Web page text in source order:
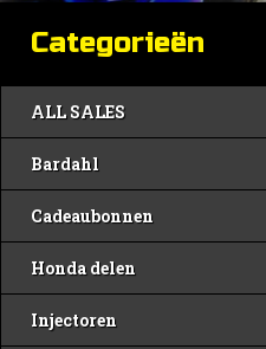
Categorieën
ALL SALES
Bardahl
Cadeaubonnen
Honda delen
Injectoren